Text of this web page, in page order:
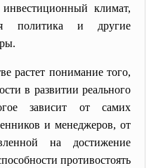
климат,
политика и другие
растет понимание того,
в развитии реального
зависит от самих
и менеджеров, от
на достижение
противостоять